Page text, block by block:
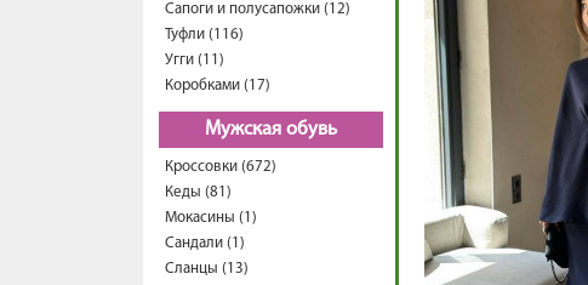
Сапоги и полусапожки (12)
Туфли (116)
Угги (11)
Коробками (17)
Мужская обувь
Кроссовки (672)
Кеды (81)
Мокасины (1)
Сандали (1)
Сланцы (13)